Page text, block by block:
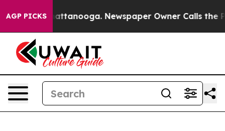
AGP PICKS
in Chattanooga. Newspaper Owner Calls the